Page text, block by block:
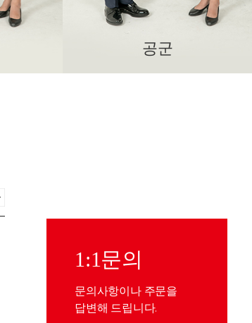
공군
1:1문의
문의사항이나 주문을
답변해 드립니다.